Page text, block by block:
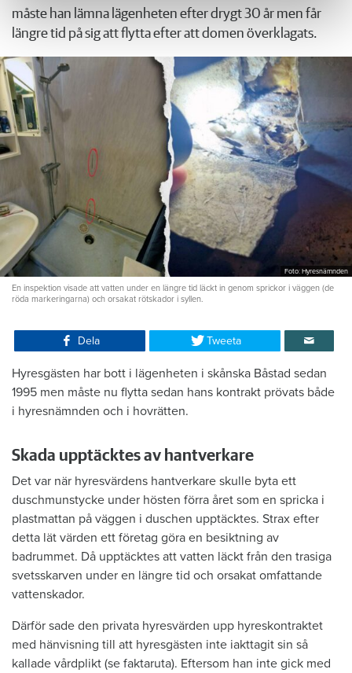
måste han lämna lägenheten efter drygt 30 år men får
längre tid på sig att flytta efter att domen överklagats.
Foto: Hyresnämnden
En inspektion visade att vatten under en längre tid läckt in genom sprickor i väggen (de
röda markeringarna) och orsakat rötskador i syllen.
Dela Tweeta
Hyresgästen har bott i lägenheten i skånska Båstad sedan
1995 men måste nu flytta sedan hans kontrakt prövats både
i hyresnämnden och i hovrätten.
Skada upptäcktes av hantverkare
Det var när hyresvärdens hantverkare skulle byta ett
duschmunstycke under hösten förra året som en spricka i
plastmattan på väggen i duschen upptäcktes. Strax efter
detta lät värden ett företag göra en besiktning av
badrummet. Då upptäcktes att vatten läckt från den trasiga
svetsskarven under en längre tid och orsakat omfattande
vattenskador.
Därför sade den privata hyresvärden upp hyreskontraktet
med hänvisning till att hyresgästen inte iakttagit sin så
kallade vårdplikt (se faktaruta). Eftersom han inte gick med